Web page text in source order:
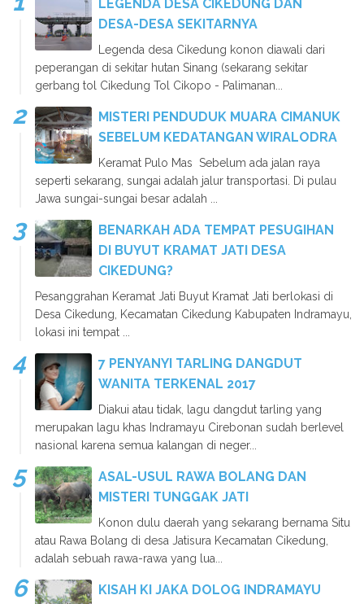
LEGENDA DESA CIKEDUNG DAN
DESA-DESA SEKITARNYA
Legenda desa Cikedung konon diawali dari
peperangan di sekitar hutan Sinang (sekarang sekitar
gerbang tol Cikedung Tol Cikopo - Palimanan...
MISTERI PENDUDUK MUARA CIMANUK
SEBELUM KEDATANGAN WIRALODRA
Keramat Pulo Mas Sebelum ada jalan raya
seperti sekarang, sungai adalah jalur transportasi. Di pulau
Jawa sungai-sungai besar adalah ...
BENARKAH ADA TEMPAT PESUGIHAN
DI BUYUT KRAMAT JATI DESA
CIKEDUNG?
Pesanggrahan Keramat Jati Buyut Kramat Jati berlokasi di
Desa Cikedung, Kecamatan Cikedung Kabupaten Indramayu,
lokasi ini tempat ...
7 PENYANYI TARLING DANGDUT
WANITA TERKENAL 2017
Diakui atau tidak, lagu dangdut tarling yang
merupakan lagu khas Indramayu Cirebonan sudah berlevel
nasional karena semua kalangan di neger...
ASAL-USUL RAWA BOLANG DAN
MISTERI TUNGGAK JATI
Konon dulu daerah yang sekarang bernama Situ
atau Rawa Bolang di desa Jatisura Kecamatan Cikedung,
adalah sebuah rawa-rawa yang lua...
KISAH KI JAKA DOLOG INDRAMAYU